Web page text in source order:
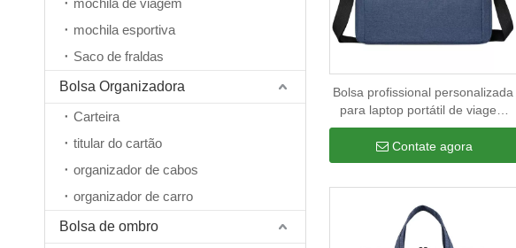
mochila de viagem
mochila esportiva
Saco de fraldas
Bolsa Organizadora
Carteira
titular do cartão
organizador de cabos
organizador de carro
Bolsa de ombro
Bolsa profissional personalizada
para laptop portátil de viagem
para computador de negócios
Bolsa de ombro transversal para
laptop
Contate agora